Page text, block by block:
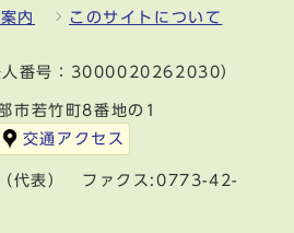
内 このサイトについて
人番号：3000020262030）
市若竹町8番地の1
交通アクセス
（代表） ファクス:0773-42-